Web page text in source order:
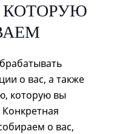
о вас, а также
которую вы
о вас,